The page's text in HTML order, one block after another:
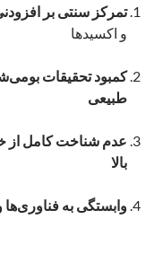
تمرکز سنتی بر
و اکسیدها
کمبود تحقیقات
طبیعی
عدم شناخت کامل از
بالا
وابستگی به